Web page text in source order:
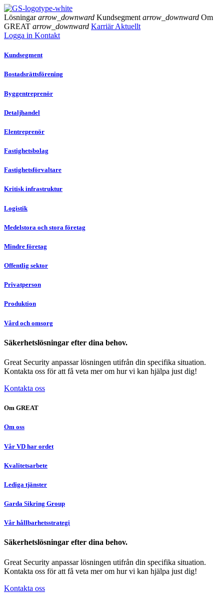
Lösningararrow_downward Kundsegment arrow_downward Om
GREAT arrow_downward KarriärAktuellt
Logga in Kontakt
Kundsegment
Bostadsrättsförening
Byggentreprenör
Detaljhandel
Elentreprenör
Fastighetsbolag
Fastighetsförvaltare
Kritisk infrastruktur
Logistik
Medelstora och stora företag
Mindre företag
Offentlig sektor
Privatperson
Produktion
Vård och omsorg
Säkerhetslösningar efter dina behov.
Great Security anpassar lösningen utifrån din specifika situation.
Kontakta oss för att få veta mer om hur vi kan hjälpa just dig!
Kontakta oss
Om GREAT
Om oss
Vår VD har ordet
Kvalitetsarbete
Lediga tjänster
Garda Sikring Group
Vår hållbarhetsstrategi
Säkerhetslösningar efter dina behov.
Great Security anpassar lösningen utifrån din specifika situation.
Kontakta oss för att få veta mer om hur vi kan hjälpa just dig!
Kontakta oss